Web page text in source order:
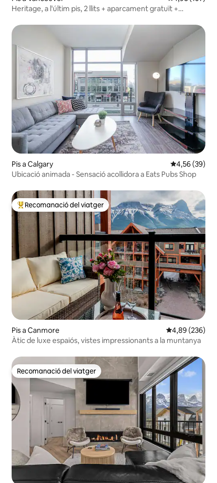
Heritage, a l'últim pis, 2 llits + aparcament gratuït +
Pis a Calgary 4,56 de
4,56 (39)
Ubicació animada - Sensació acollidora a Eats Pubs Shop
Principals recomanacions dels viatgers
Recomanació del viatger
Pis a Canmore 4,89 de
4,89 (236)
Àtic de luxe espaiós, vistes impressionants a la muntanya
Recomanació del viatger
Recomanació del viatger